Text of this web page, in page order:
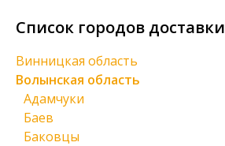
Список городов доставки
Винницкая область
Волынская область
Адамчуки
Баев
Баковцы